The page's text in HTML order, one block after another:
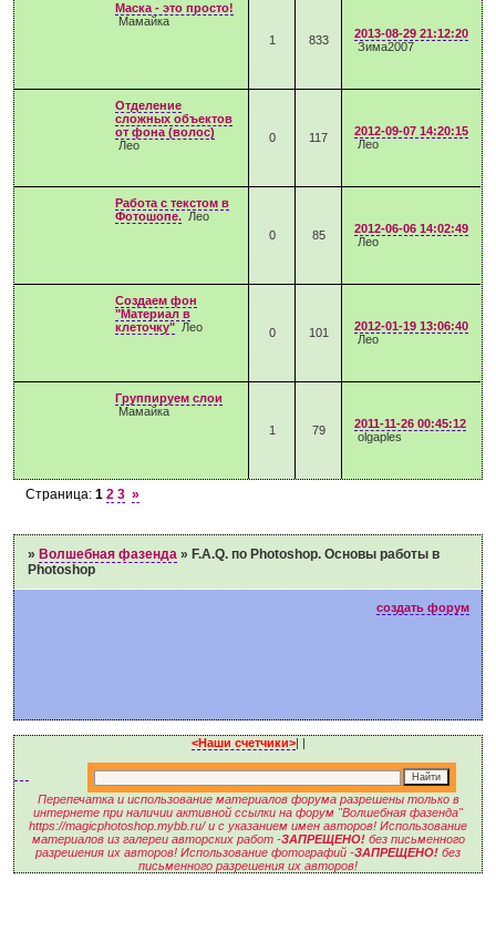
Маска - это просто!
Мамайка
1
833
2013-08-29 21:12:20
Зима2007
Отделение
сложных объектов
от фона (волос)
Лео
0 117
2012-09-07 14:20:15
Лео
Работа с текстом в
Фотошопе. Лео
0
85
2012-06-06 14:02:49
Лео
Создаем фон
"Материал в
клеточку" Лео 0 101
2012-01-19 13:06:40
Лео
Группируем слои
Мамайка
1
79
2011-11-26 00:45:12
olgaples
Страница:1 2 3 »
»Волшебная фазенда »F.A.Q. по Photoshop. Основы работы в
Photoshop
создать форум
<Наши счетчики>| |
Перепечатка и использование материалов форума разрешены только в
интернете при наличии активной ссылки на форум "Волшебная фазенда"
https://magicphotoshop.mybb.ru/ и с указанием имен авторов! Использование
материалов из галереи авторских работ -ЗАПРЕЩЕНО!без письменного
разрешения их авторов! Использование фотографий -ЗАПРЕЩЕНО! без
письменного разрешения их авторов!